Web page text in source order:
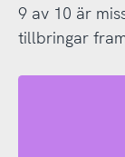
9 av 10 är
tillbringar